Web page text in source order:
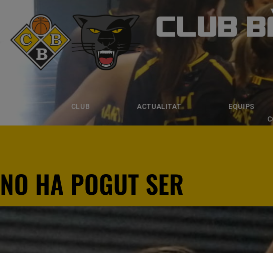
CLUB
CLUB ACTUALITAT EQUIPS
CLUB
ACTUALITAT
NO HA POGUT SER